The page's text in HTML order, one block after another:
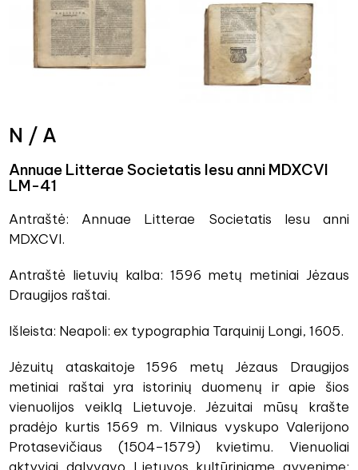
N / A
Annuae Litterae Societatis Iesu anni MDXCVI
LM-41
Antraštė: Annuae Litterae Societatis Iesu anni
MDXCVI.
Antraštė lietuvių kalba: 1596 metų metiniai Jėzaus
Draugijos raštai.
Išleista: Neapoli: ex typographia Tarquinij Longi, 1605.
Jėzuitų ataskaitoje 1596 metų Jėzaus Draugijos
metiniai raštai yra istorinių duomenų ir apie šios
vienuolijos veiklą Lietuvoje. Jėzuitai mūsų krašte
pradėjo kurtis 1569 m. Vilniaus vyskupo Valerijono
Protasevičiaus (1504–1579) kvietimu. Vienuoliai